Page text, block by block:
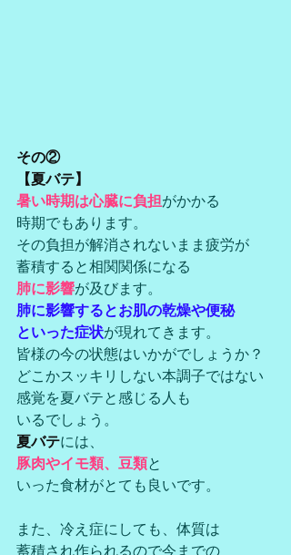
その②
【夏バテ】
暑い時期は心臓に負担がかかる
時期でもあります。
その負担が解消されないまま疲労が
蓄積すると相関関係になる
肺に影響が及びます。
肺に影響するとお肌の乾燥や便秘
といった症状が現れてきます。
皆様の今の状態はいかがでしょうか？
どこかスッキリしない本調子ではない
感覚を夏バテと感じる人も
いるでしょう。
夏バテには、
豚肉やイモ類、豆類と
いった食材がとても良いです。
また、冷え症にしても、体質は
蓄積され作られるので今までの